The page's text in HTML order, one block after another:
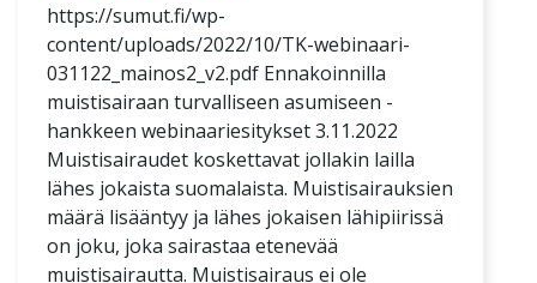
https://sumut.fi/wp-
content/uploads/2022/10/TK-webinaari-
031122_mainos2_v2.pdf Ennakoinnilla
muistisairaan turvalliseen asumiseen -
hankkeen webinaariesitykset 3.11.2022
Muistisairaudet koskettavat jollakin lailla
lähes jokaista suomalaista. Muistisairauksien
määrä lisääntyy ja lähes jokaisen lähipiirissä
on joku, joka sairastaa etenevää
muistisairautta. Muistisairaus ei ole